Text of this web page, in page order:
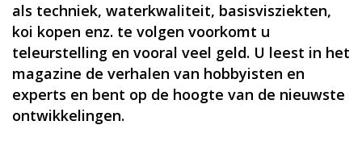
als techniek, waterkwaliteit, basisvisziekten,
koi kopen enz. te volgen voorkomt u
teleurstelling en vooral veel geld. U leest in het
magazine de verhalen van hobbyisten en
experts en bent op de hoogte van de nieuwste
ontwikkelingen.